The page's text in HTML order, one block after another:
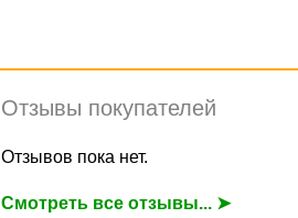
Отзывы покупателей
Отзывов пока нет.
Смотреть все отзывы... ➤